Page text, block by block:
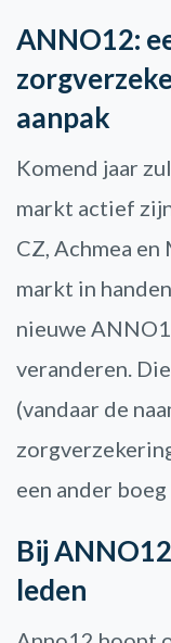
ANNO12:
aanpak
Komend jaar
markt actief
CZ, Achmea en
markt in
nieuwe
veranderen.
(vandaar de
een ander
Bij
leden